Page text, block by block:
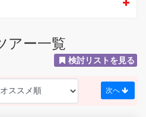
アー一覧
検討リストを見る
次へ